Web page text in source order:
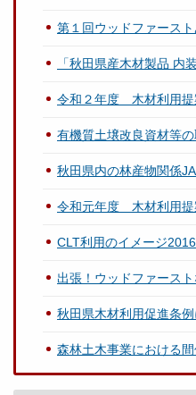
第１回ウッドファース
「秋田県産木材製品 内
令和２年度 木材利用提
有機質土壌改良資材等
秋田県内の林産物関係
令和元年度 木材利用提
CLT利用のイメージ2016
出張！ウッドファース
秋田県木材利用促進条
森林土木事業における